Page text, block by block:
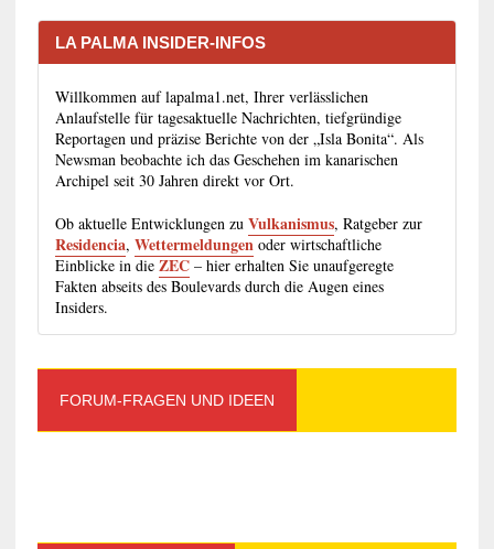
LA PALMA INSIDER-INFOS
Willkommen auf lapalma1.net, Ihrer verlässlichen
Anlaufstelle für tagesaktuelle Nachrichten, tiefgründige
Reportagen und präzise Berichte von der „Isla Bonita“. Als
Newsman beobachte ich das Geschehen im kanarischen
Archipel seit 30 Jahren direkt vor Ort.
Ob aktuelle Entwicklungen zu Vulkanismus, Ratgeber zur
Residencia, Wettermeldungenoder wirtschaftliche
Einblicke in die ZEC– hier erhalten Sie unaufgeregte
Fakten abseits des Boulevards durch die Augen eines
Insiders.
FORUM-FRAGEN UND IDEEN